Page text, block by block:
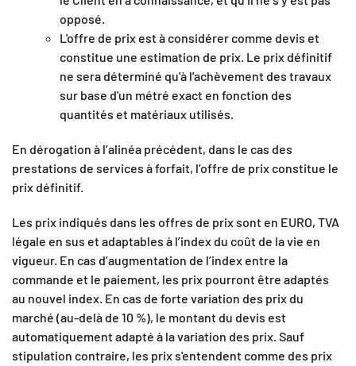
opposé.
L'offre de prix est à considérer comme devis et
constitue une estimation de prix. Le prix définitif
ne sera déterminé qu'à l'achèvement des travaux
sur base d'un métré exact en fonction des
quantités et matériaux utilisés.
En dérogation à l’alinéa précédent, dans le cas des
prestations de services à forfait, l’offre de prix constitue le
prix définitif.
Les prix indiqués dans les offres de prix sont en EURO, TVA
légale en sus et adaptables à l’index du coût de la vie en
vigueur. En cas d’augmentation de l’index entre la
commande et le paiement, les prix pourront être adaptés
au nouvel index. En cas de forte variation des prix du
marché (au-delà de 10 %), le montant du devis est
automatiquement adapté à la variation des prix. Sauf
stipulation contraire, les prix s'entendent comme des prix